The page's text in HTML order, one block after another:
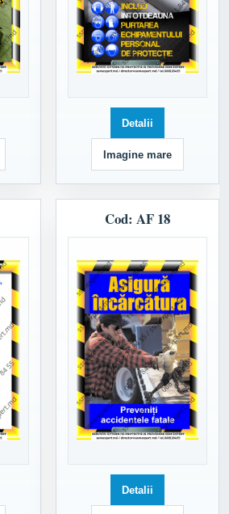
Detalii
Imagine mare
Cod: AF 18
Detalii